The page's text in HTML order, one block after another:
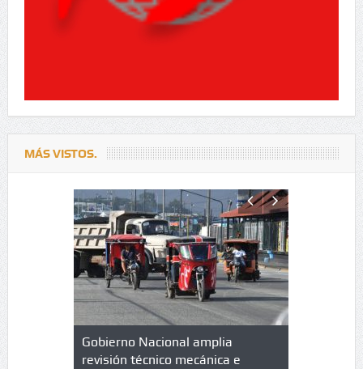
MÁS VISTOS.
de
en
Gobierno Nacional amplia
revisión técnico mecánica e
cuáles